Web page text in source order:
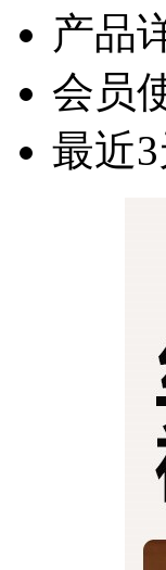
产品
会员
最近